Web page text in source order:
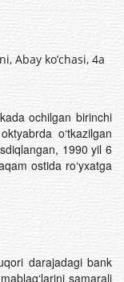
Abay ko’chasi, 4a
ochilgan birinchi
o‘tkazilgan
1990 yil 6
ostida ro‘yxatga
darajadagi bank
samarali